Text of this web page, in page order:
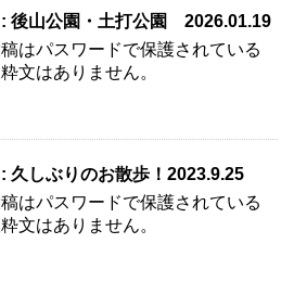
後山公園・土打公園 2026.01.19
はパスワードで保護されている
文はありません。
久しぶりのお散歩！2023.9.25
はパスワードで保護されている
文はありません。